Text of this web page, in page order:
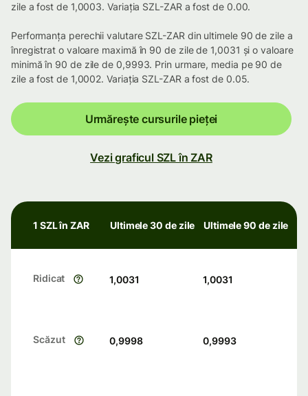
zile a fost de 1,0003. Variația SZL-ZAR a fost de 0.00.
Performanța perechii valutare SZL-ZAR din ultimele 90 de zile a
înregistrat o valoare maximă în 90 de zile de 1,0031 și o valoare
minimă în 90 de zile de 0,9993. Prin urmare, media pe 90 de
zile a fost de 1,0002. Variația SZL-ZAR a fost de 0.05.
Urmărește cursurile pieței
Vezi graficul SZL în ZAR
1 SZL în ZAR Ultimele 30 de zile Ultimele 90 de zile
Ridicat 1,0031 1,0031
Scăzut 0,9998 0,9993